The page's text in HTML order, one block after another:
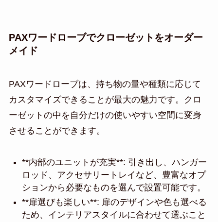
PAXワードローブでクローゼットをオーダー
メイド
PAXワードローブは、持ち物の量や種類に応じて
カスタマイズできることが最大の魅力です。クロ
ーゼットの中を自分だけの使いやすい空間に変身
させることができます。
**内部のユニットが充実**: 引き出し、ハンガー
ロッド、アクセサリートレイなど、豊富なオプ
ションから必要なものを選んで設置可能です。
**扉選びも楽しい**: 扉のデザインや色も選べる
ため、インテリアスタイルに合わせて選ぶこと